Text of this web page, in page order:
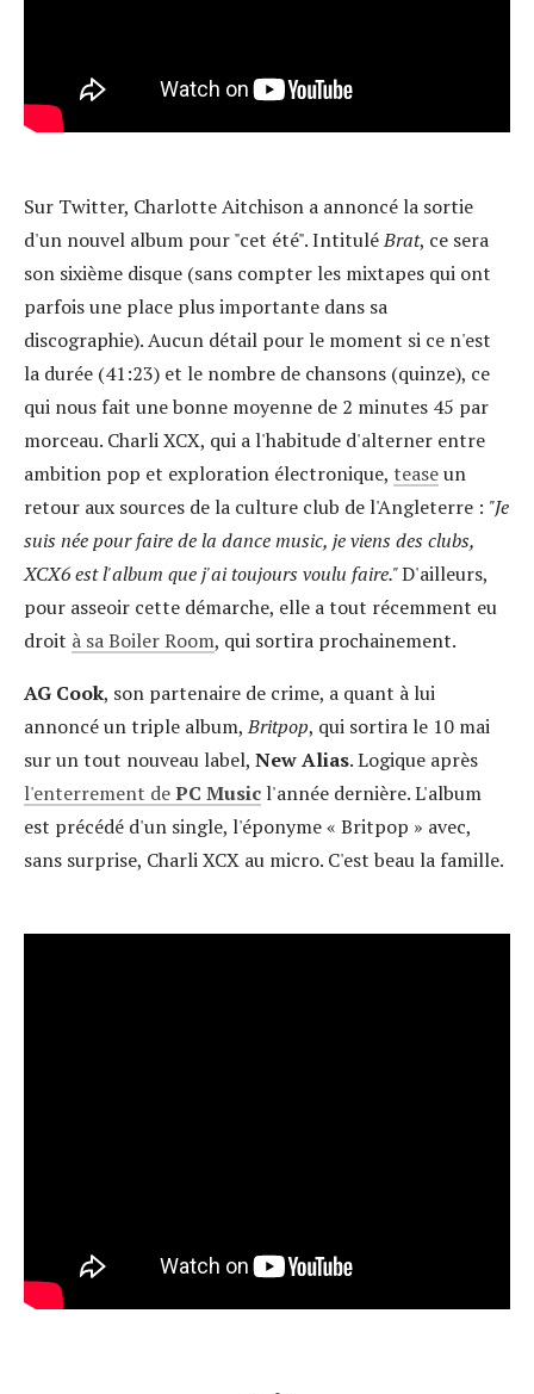
Sur Twitter, Charlotte Aitchison a annoncé la sortie
d'un nouvel album pour "cet été". IntituléBrat, ce sera
son sixième disque (sans compter les mixtapes qui ont
parfois une place plus importante dans sa
discographie). Aucun détail pour le moment si ce n'est
la durée (41:23) et le nombre de chansons (quinze), ce
qui nous fait une bonne moyenne de 2 minutes 45 par
morceau. Charli XCX, qui a l'habitude d'alterner entre
ambition pop et exploration électronique, teaseun
retour aux sources de la culture club de l'Angleterre : "Je
suis née pour faire de la dance music, je viens des clubs,
XCX6 est l'album que j'ai toujours voulu faire."D'ailleurs,
pour asseoir cette démarche, elle a tout récemment eu
droit à sa Boiler Room, qui sortira prochainement.
AG Cook, son partenaire de crime, a quant à lui
annoncé un triple album,Britpop, qui sortira le 10 mai
sur un tout nouveau label, New Alias. Logique après
l'enterrement dePC Music l'année dernière. L'album
est précédé d'un single, l'éponyme « Britpop » avec,
sans surprise, Charli XCX au micro. C'est beau la famille.